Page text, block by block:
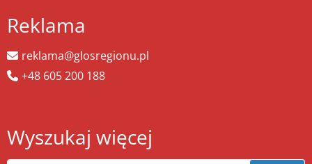
Reklama
reklama@glosregionu.pl
+48 605 200 188
Wyszukaj więcej